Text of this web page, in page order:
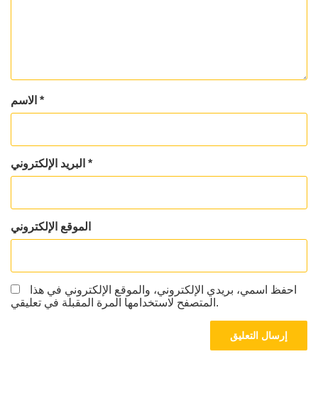
*
*
الموقع الإلكتروني
احفظ اسمي، بريدي الإلكتروني، والموقع الإلكتروني في هذا
المتصفح لاستخدامها المرة المقبلة في تعليقي.